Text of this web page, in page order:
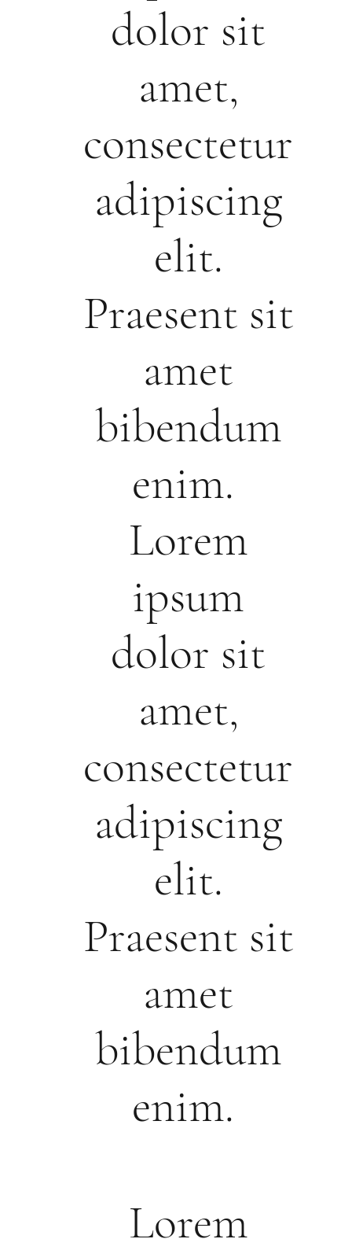
dolor sit
amet,
consectetur
adipiscing
elit.
Praesent sit
amet
bibendum
enim.
Lorem
ipsum
dolor sit
amet,
consectetur
adipiscing
elit.
Praesent sit
amet
bibendum
enim.
Lorem